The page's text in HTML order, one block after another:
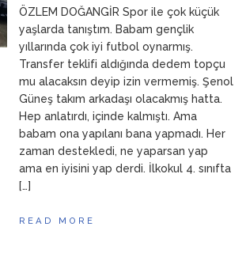
ANNEMÖZLEM DOĞANGİR Spor ile çok küçük
yaşlarda tanıştım. Babam gençlik
yıllarında çok iyi futbol oynarmış.
Transfer teklifi aldığında dedem topçu
mu alacaksın deyip izin vermemiş. Şenol
Güneş takım arkadaşı olacakmış hatta.
Hep anlatırdı, içinde kalmıştı. Ama
babam ona yapılanı bana yapmadı. Her
zaman destekledi, ne yaparsan yap
ama en iyisini yap derdi. İlkokul 4. sınıfta
[…]
READ MORE